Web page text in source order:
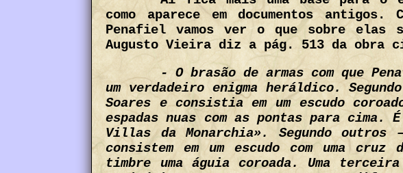
como aparece em documentos
Penafiel vamos ver o que sobre
Augusto Vieira diz a pág. 513 da obra
- O brasão de armas com que Penafiel ou Arrifana enalteceu o
um verdadeiro enigma heráldico. Segundo alguns, o primitivo brasão foi-lhe dado por D. Frayão
Soares e consistia em um escudo coroado e dentro uma águia negra, também coroada, entre duas
espadas nuas com as pontas para cima. É este o
Villas da Monarchia». Segundo outros – especializamos
consistem em um escudo com uma cruz da ordem de Cristo, entre as duas espadas, e
timbre uma águia coroada. Uma terceira opinião aparece, sendo esta a que se vê seguida pelo